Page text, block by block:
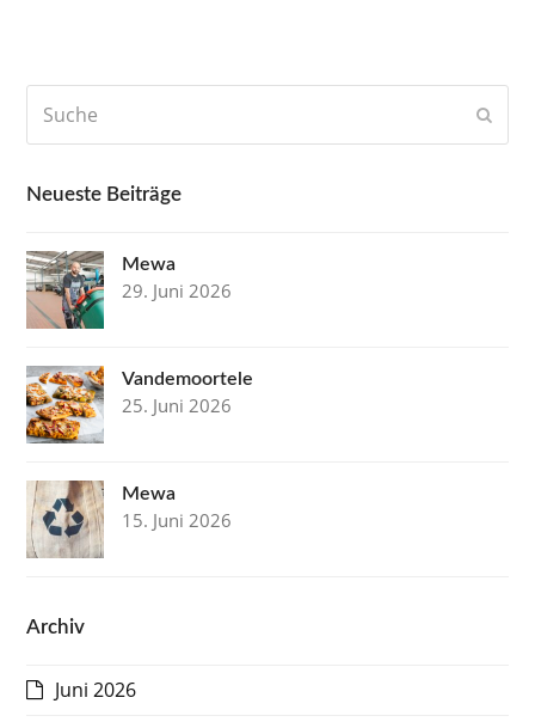
Neueste Beiträge
Mewa
29. Juni 2026
Vandemoortele
25. Juni 2026
Mewa
15. Juni 2026
Archiv
Juni 2026